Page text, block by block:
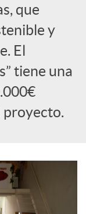
que
y
El
tiene una
proyecto.